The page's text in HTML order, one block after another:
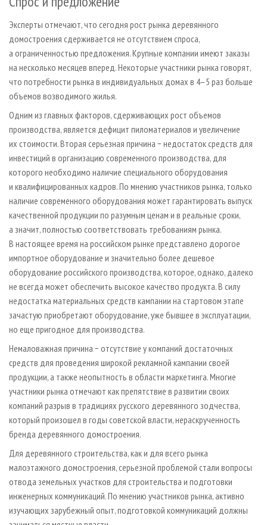
Эксперты отмечают, что сегодня рост рынка деревянного
домостроения сдерживается не отсутствием спроса,
а ограниченностью предложения. Крупные компании имеют заказы
на несколько месяцев вперед. Некоторые участники рынка говорят,
что потребности рынка в индивидуальных домах в 4–5 раз больше
объемов возводимого жилья.
Одним из главных факторов, сдерживающих рост объемов
производства, является дефицит пиломатериалов и увеличение
их стоимости. Вторая серьезная причина − недостаток средств для
инвестиций в организацию современного производства, для
которого необходимо наличие специального оборудования
и квалифицированных кадров. По мнению участников рынка, только
наличие современного оборудования может гарантировать выпуск
качественной продукции по разумным ценам и в реальные сроки,
а значит, полностью соответствовать требованиям рынка.
В настоящее время на российском рынке представлено дорогое
импортное оборудование и значительно более дешевое
оборудование российского производства, которое, однако, далеко
не всегда может обеспечить высокое качество продукта. В силу
недостатка материальных средств кампании на стартовом этапе
зачастую приобретают оборудование, уже бывшее в эксплуатации,
но еще пригодное для производства.
Немаловажная причина − отсутствие у компаний достаточных
средств для проведения широкой рекламной кампании своей
продукции, а также неопытность в области маркетинга. Многие
участники рынка отмечают как препятствие в развитии своих
компаний разрыв в традициях русского деревянного зодчества,
который произошел в годы советской власти, нераскрученность
бренда деревянного домостроения.
Для деревянного строительства, как и для всего рынка
малоэтажного домостроения, серьезной проблемой стали вопросы
отвода земельных участков для строительства и подготовки
инженерных коммуникаций. По мнению участников рынка, активно
изучающих зарубежный опыт, подготовкой коммуникаций должны